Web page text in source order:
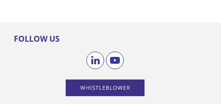
FOLLOW US